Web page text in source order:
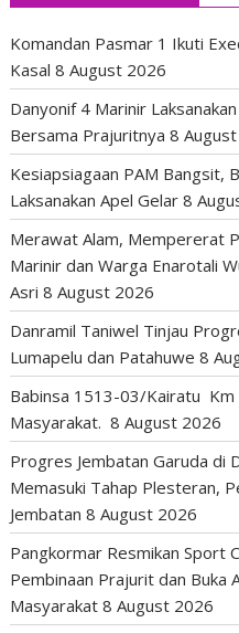
Komandan Pasmar 1 Ikuti
Kasal 8 August 2026
Danyonif 4 Marinir
Bersama Prajuritnya 8
Kesiapsiagaan PAM Bangsit,
Laksanakan Apel Gelar 8
Merawat Alam, Mempererat
Marinir dan Warga Enarotali
Asri 8 August 2026
Danramil Taniwel Tinjau
Lumapelu dan Patahuwe 8
Babinsa 1513-03/Kairatu
Masyarakat. 8 August 2026
Progres Jembatan Garuda di
Memasuki Tahap Plesteran,
Jembatan 8 August 2026
Pangkormar Resmikan Sport
Pembinaan Prajurit dan Buka
Masyarakat 8 August 2026